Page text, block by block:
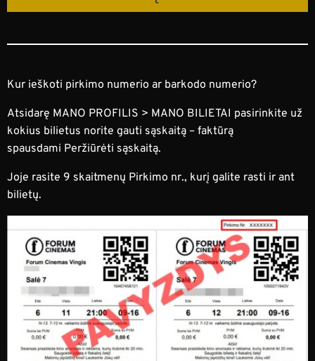
Kur ieškoti pirkimo numerio ar barkodo numerio?
Atsidarę MANO PROFILIS > MANO BILIETAI pasirinkite už
kokius bilietus norite gauti sąskaitą – faktūrą
spausdami Peržiūrėti sąskaitą.
Joje rasite 9 skaitmenų Pirkimo nr., kurį galite rasti ir ant
bilietų.